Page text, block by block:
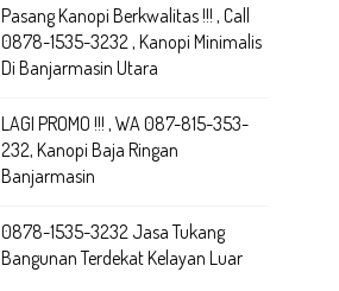
Pasang Kanopi Berkwalitas !!! , Call
0878-1535-3232 , Kanopi Minimalis
Di Banjarmasin Utara
LAGI PROMO !!! , WA 087-815-353-
232, Kanopi Baja Ringan
Banjarmasin
0878-1535-3232 Jasa Tukang
Bangunan Terdekat Kelayan Luar